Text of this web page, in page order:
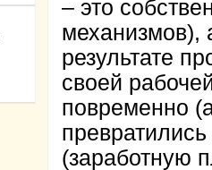
– это
механизмов),
результате
своей
повременно
(заработную